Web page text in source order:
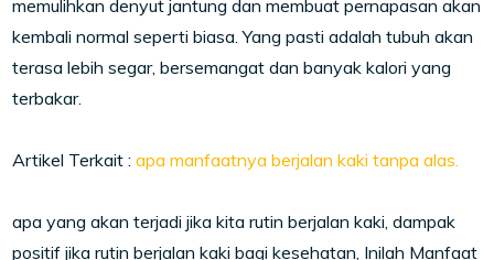
memulihkan denyut jantung dan membuat pernapasan akan
kembali normal seperti biasa. Yang pasti adalah tubuh akan
terasa lebih segar, bersemangat dan banyak kalori yang
terbakar.
Artikel Terkait :apa manfaatnya berjalan kaki tanpa alas.
apa yang akan terjadi jika kita rutin berjalan kaki, dampak
positif jika rutin berjalan kaki bagi kesehatan, Inilah Manfaat